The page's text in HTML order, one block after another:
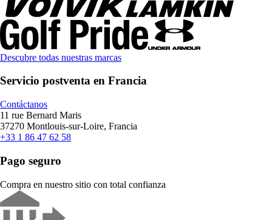
Descubre todas nuestras marcas
Servicio postventa en Francia
Contáctanos
11 rue Bernard Maris
37270 Montlouis-sur-Loire, Francia
+33 1 86 47 62 58
Pago seguro
Compra en nuestro sitio con total confianza